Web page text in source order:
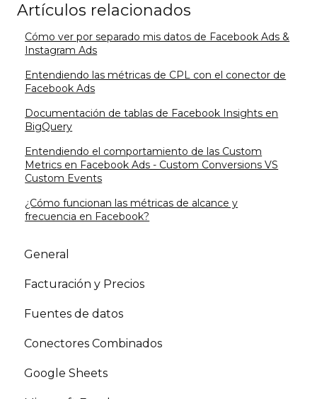
Artículos relacionados
Cómo ver por separado mis datos de Facebook Ads &
Instagram Ads
Entendiendo las métricas de CPL con el conector de
Facebook Ads
Documentación de tablas de Facebook Insights en
BigQuery
Entendiendo el comportamiento de las Custom
Metrics en Facebook Ads - Custom Conversions VS
Custom Events
¿Cómo funcionan las métricas de alcance y
frecuencia en Facebook?
General
Facturación y Precios
Fuentes de datos
Conectores Combinados
Google Sheets